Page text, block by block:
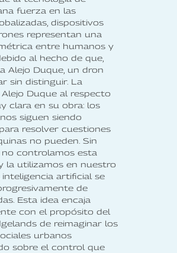
fuerza en las
dispositivos
representan una
entre humanos y
al hecho de que,
Alejo Duque, un dron
sin distinguir. La
Duque al respecto
clara en su obra: los
siguen siendo
resolver cuestiones
no pueden. Sin
no controlamos esta
la utilizamos en nuestro
inteligencia artificial se
de
Esta idea encaja
con el propósito del
de reimaginar los
urbanos
sobre el control que